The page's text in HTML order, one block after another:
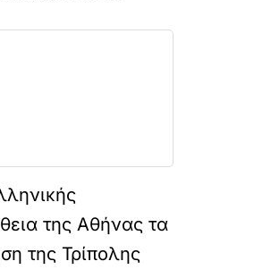
της Αθήνας τα
της Τρίπολης